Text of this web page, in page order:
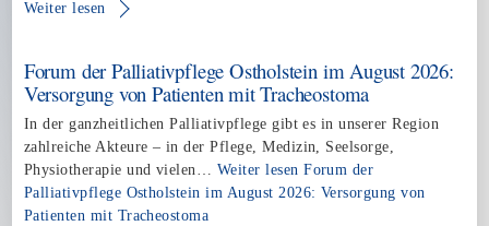
Weiter lesen
Forum der Palliativpflege Ostholstein im August 2026:
Versorgung von Patienten mit Tracheostoma
In der ganzheitlichen Palliativpflege gibt es in unserer Region
zahlreiche Akteure – in der Pflege, Medizin, Seelsorge,
Physiotherapie und vielen… Weiter lesen Forum der
Palliativpflege Ostholstein im August 2026: Versorgung von
Patienten mit Tracheostoma